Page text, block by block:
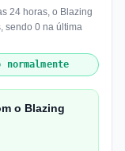
24 horas, o Blazing
sendo 0 na última
o Blazing